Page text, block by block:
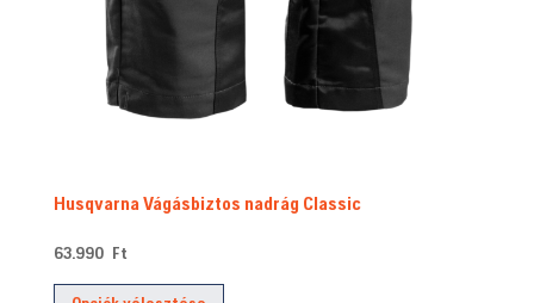
Husqvarna Vágásbiztos nadrág Classic
63.990 Ft
Ennek